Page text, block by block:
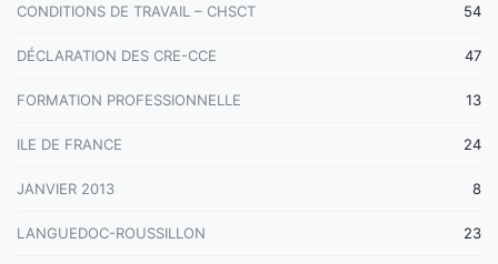
CONDITIONS DE TRAVAIL – CHSCT 54
DÉCLARATION DES CRE-CCE 47
FORMATION PROFESSIONNELLE 13
ILE DE FRANCE 24
JANVIER 2013 8
LANGUEDOC-ROUSSILLON 23